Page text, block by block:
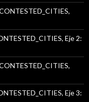
Eje 2:
Eje 3: